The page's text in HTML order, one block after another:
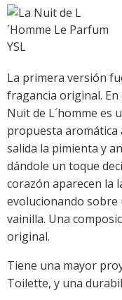
La primera versión
fragancia original. En
Nuit de L´homme es
propuesta aromática
salida la pimienta y
dándole un toque
corazón aparecen la
evolucionando sobre
vainilla. Una
original.
Tiene una mayor
Toilette, y una